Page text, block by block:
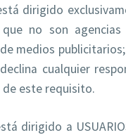
dirigido
no son
medios
declina cualquier
este requisito.
dirigido a